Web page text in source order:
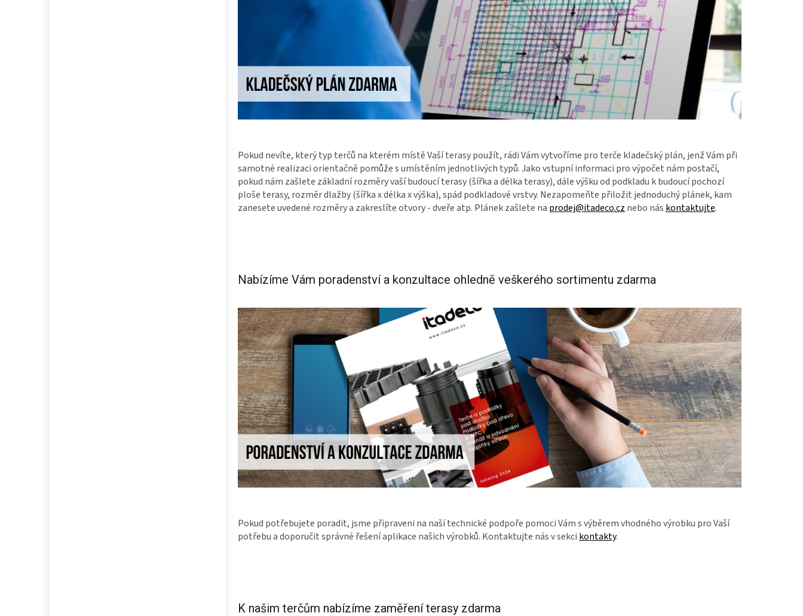
Pokud nevíte, který typ terčů na kterém místě Vaší terasy použít, rádi Vám vytvoříme pro terče kladečský plán, jenž Vám při
samotné realizaci orientačně pomůže s umístěním jednotlivých typů. Jako vstupní informaci pro výpočet nám postačí,
pokud nám zašlete základní rozměry vaší budoucí terasy (šířka a délka terasy), dále výšku od podkladu k budoucí pochozí
ploše terasy, rozměr dlažby (šířka x délka x výška), spád podkladové vrstvy. Nezapomeňte přiložit jednoduchý plánek, kam
zanesete uvedené rozměry a zakreslíte otvory - dveře atp. Plánek zašlete na prodej@itadeco.cz nebo nás kontaktujte.
Nabízíme Vám poradenství a konzultace ohledně veškerého sortimentu zdarma
Pokud potřebujete poradit, jsme připraveni na naší technické podpoře pomoci Vám s výběrem vhodného výrobku pro Vaší
potřebu a doporučit správné řešení aplikace našich výrobků. Kontaktujte nás v sekci kontakty.
K našim terčům nabízíme zaměření terasy zdarma